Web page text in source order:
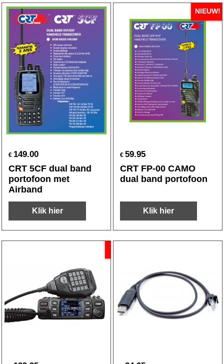
€ 149.00
CRT 5CF dual band
portofoon met
Airband
Klik hier
NIEUW!
€ 59.95
CRT FP-00 CAMO
dual band portofoon
Klik hier